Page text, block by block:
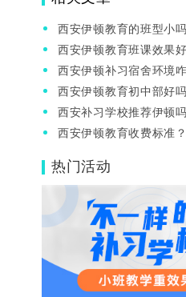
西安伊顿教育的班型小
在哪儿？
西安伊顿教育班课效果
等能跟上吗？
西安伊顿补习宿舍环境
格吗？
西安伊顿教育初中部好
费？
西安补习学校推荐伊顿
区电话？
西安伊顿教育收费标准
热门活动